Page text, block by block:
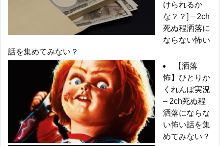
けられるか
な？？] – 2ch
死ぬ程洒落に
ならない怖い
話を集めてみない？
【洒落
怖】ひとりか
くれんぼ実況
– 2ch死ぬ程
洒落にならな
い怖い話を集
めてみない？